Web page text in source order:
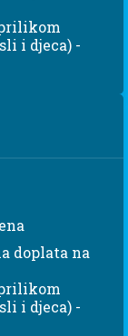
i djeca) -
doplata na
i djeca) -